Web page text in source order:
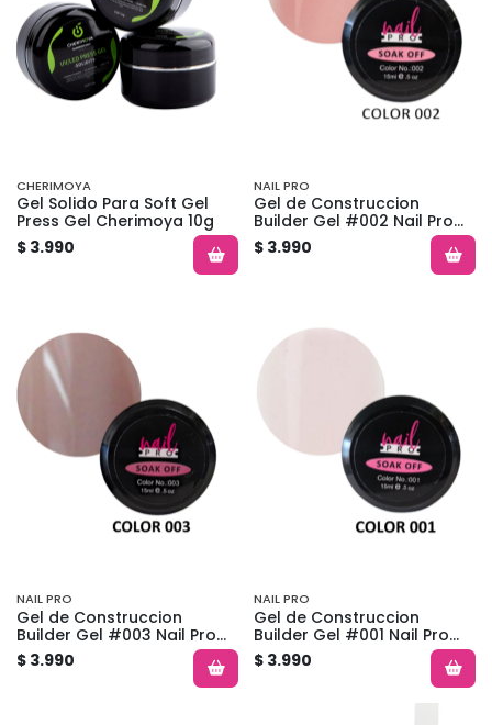
CHERIMOYA
Gel Solido Para Soft Gel
Press Gel Cherimoya 10g
$ 3.990
NAIL PRO
Gel de Construccion
Builder Gel #002 Nail Pro
Nude Pink
$ 3.990
NAIL PRO
Gel de Construccion
Builder Gel #003 Nail Pro
Capuccino
$ 3.990
NAIL PRO
Gel de Construccion
Builder Gel #001 Nail Pro
Pink Traslucido
$ 3.990